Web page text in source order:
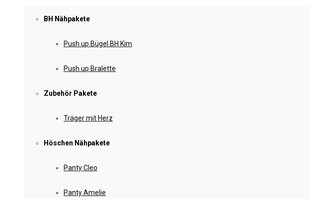
BH Nähpakete
Push up Bügel BH Kim
Push up Bralette
Zubehör Pakete
Träger mit Herz
Höschen Nähpakete
Panty Cleo
Panty Amelie